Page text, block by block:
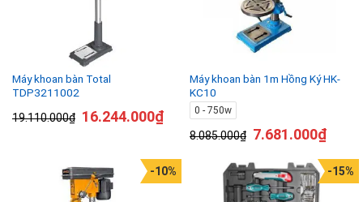
Máy khoan bàn Total
TDP3211002
19.110.000₫ 16.244.000₫
Máy khoan bàn 1m Hồng Ký HK-
KC10
0 - 750w
8.085.000₫ 7.681.000₫
-10% -15%